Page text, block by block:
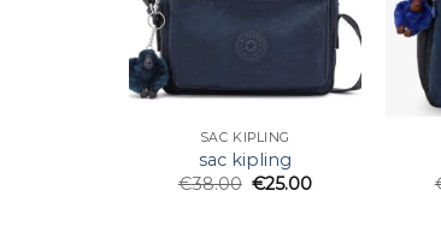
SAC KIPLING
sac kipling
€38.00 €25.00